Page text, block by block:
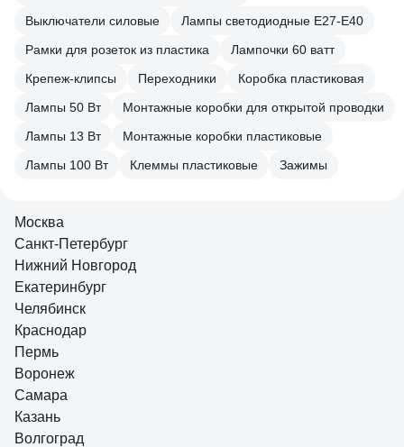
Выключатели силовые
Лампы светодиодные E27-E40
Рамки для розеток из пластика
Лампочки 60 ватт
Крепеж-клипсы
Переходники
Коробка пластиковая
Лампы 50 Вт
Монтажные коробки для открытой проводки
Лампы 13 Вт
Монтажные коробки пластиковые
Лампы 100 Вт
Клеммы пластиковые Зажимы
Москва
Санкт-Петербург
Нижний Новгород
Екатеринбург
Челябинск
Краснодар
Пермь
Воронеж
Самара
Казань
Волгоград